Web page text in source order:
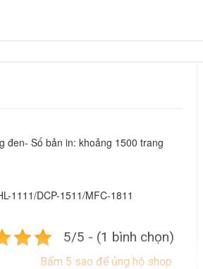
1111/DCP-1511/MFC-1811
5/5 - (1 bình chọn)
Bấm 5 sao để ủng hộ shop